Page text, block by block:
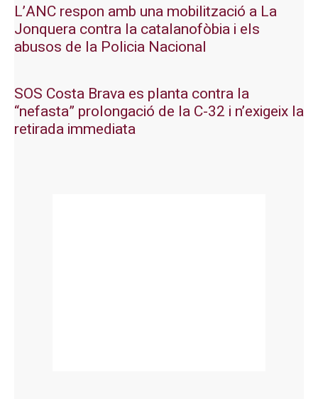
L’ANC respon amb una mobilització a La
Jonquera contra la catalanofòbia i els
abusos de la Policia Nacional
SOS Costa Brava es planta contra la
“nefasta” prolongació de la C-32 i n’exigeix la
retirada immediata